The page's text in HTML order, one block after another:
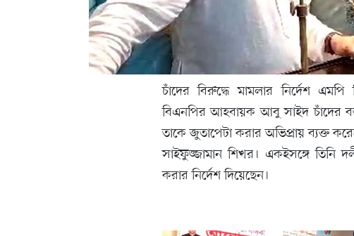
চাঁদের বিরুদ্ধে মামলার নির্দেশ
বিএনপির আহবায়ক আবু সাইদ চাঁদের
তাকে জুতাপেটা করার অভিপ্রায় ব্যক্ত
সাইফুজ্জামান শিখর। একইসঙ্গে তিনি
করার নির্দেশ দিয়েছেন।